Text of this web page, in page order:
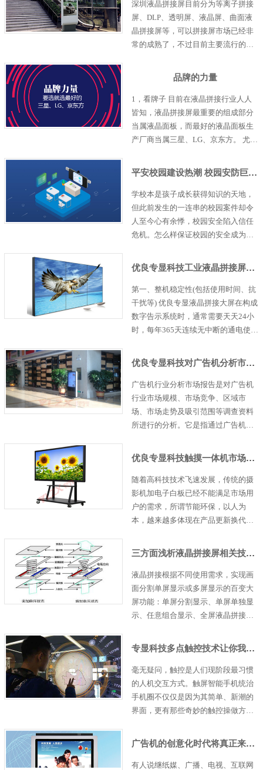
数字标牌……
深圳液晶拼接屏目前分为等离子拼接
屏、DLP、透明屏、液晶屏、曲面液
晶拼接屏等，可以拼接屏市场已经非
常的成熟了，不过目前主要流行的是
都是比较不好搞，这是实话，对于液
高……
品牌的力量
1，看牌子 目前在液晶拼接行业人人
皆知，液晶拼接屏最重要的组成部分
当属液晶面板，而最好的液晶面板生
产厂商当属三星、LG、京东方。 尤其
制造技术，品质控制，色彩呈现和实
际应用效果，市场上应用……
平安校园建设热潮 校园安防巨大商机
学校本是孩子成长获得知识的天地，
但此前发生的一连串的校园案件却令
人至今心有余悸，校园安全陷入信任
危机。怎么样保证校园的安全成为全
国各地学校已掀起了“平安校园”的建
设需求已经给校……
优良专显科技工业液晶拼接屏和普通电视机有六点区别
第一、整机稳定性(包括使用时间、抗
干扰等) 优良专显液晶拼接大屏在构成
数字告示系统时，通常需要天天24小
时，每年365天连续无中断的通电使用
且某些拼接屏的应用环境可能较为恶
劣，这就要求液晶拼接屏的可……
优良专显科技对广告机分析市场情况
广告机行业分析市场报告是对广告机
行业市场规模、市场竞争、区域市
场、市场走势及吸引范围等调查资料
所进行的分析。它是指通过广告机行
行业产品的市场环境、竞争力和竞争
限定时间内是否有市……
优良专显科技触摸一体机市场分析
随着高科技技术飞速发展，传统的摄
影机加电子白板已经不能满足市场用
户的需求，所谓节能环保，以人为
本，越来越多体现在产品更新换代
触摸屏，由单点触摸到多点触摸，呼
并非只是商科技的盲……
三方面浅析液晶拼接屏相关技术原理知识
液晶拼接根据不同使用需求，实现画
面分割单屏显示或多屏显示的百变大
屏功能：单屏分割显示、单屏单独显
示、任意组合显示、全屏液晶拼接、
像边框可选补偿或遮盖，支持数字信
号的漫游、缩放拉伸、跨屏显示，各
种显示预案的设置……
专显科技多点触控技术让你我生活更精彩
毫无疑问，触控是人们现阶段最习惯
的人机交互方式。触屏智能手机统治
手机圈不仅仅是因为其简单、新潮的
界面，更有那些奇妙的触控操做方
那么什么是多点触控技术呢？ 为此，
优良专显特意查了许多资料，早期触
控屏幕还没……
广告机的创意化时代将真正来临了
有人说继纸媒、广播、电视、互联网